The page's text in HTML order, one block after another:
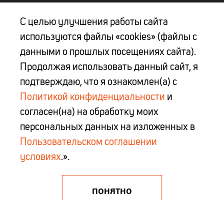
Юр. адрес: 223027 Минская обл, Минский р-н, Боровлянский с/с, д. Королев
Стан, ул. Московская, д.1А, 2 этаж,каб.16
ООО "БелЦентроИнструмент" УНП 690660424
Свидетельство № 0002866 выдано Миноблисполкомом 18.12.2014 г.
С целью улучшения работы сайта
используются файлы «cookies» (файлы с
данными о прошлых посещениях сайта).
Продолжая использовать данный сайт, я
подтверждаю, что я ознакомлен(а) с
Политикой конфиденциальности и
согласен(на) на обработку моих
персональных данных на изложенных в
Пользовательском соглашении
условиях.».
ПОНЯТНО